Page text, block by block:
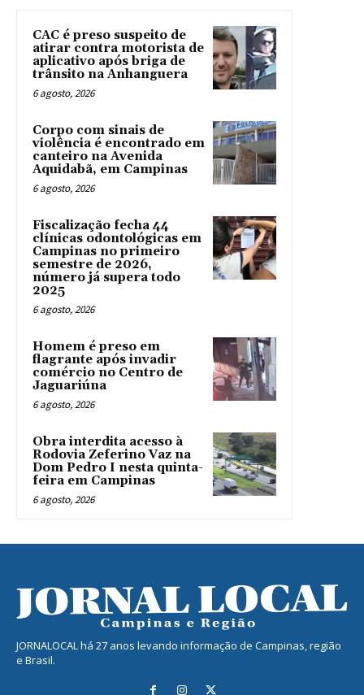
CAC é preso suspeito de
atirar contra motorista de
aplicativo após briga de
trânsito na Anhanguera
6 agosto, 2026
Corpo com sinais de
violência é encontrado em
canteiro na Avenida
Aquidabã, em Campinas
6 agosto, 2026
Fiscalização fecha 44
clínicas odontológicas em
Campinas no primeiro
semestre de 2026,
número já supera todo
2025
6 agosto, 2026
Homem é preso em
flagrante após invadir
comércio no Centro de
Jaguariúna
6 agosto, 2026
Obra interdita acesso à
Rodovia Zeferino Vaz na
Dom Pedro I nesta quinta-
feira em Campinas
6 agosto, 2026
JORNALOCAL há 27 anos levando informação de Campinas, região
e Brasil.